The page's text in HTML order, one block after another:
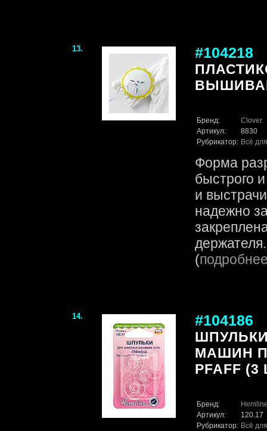
13. #104218
Бренд:
Clover
Артикул:
8830
Рубрикатор: Всё
Форма
быстрого
и
надежно
(
14. #104186
МАШИН
PFAFF
Бренд:
Артикул:
120.17
Рубрикатор: Всё